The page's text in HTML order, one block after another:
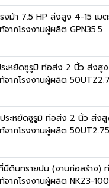
ม้า 7.5 HP ส่งสูง 4-15 เมต
ากโรงงานผู้ผลิต GPN35.5
ะหยัดซูรูมิ ท่อส่ง 2 นิ้ว ส่งสู
จากโรงงานผู้ผลิต
ระหยัดซูรูมิ ท่อส่ง 2 นิ้ว ส่ง
จากโรงงานผู้ผลิต
ดินทรายปน (งานก่อสร้าง)
จากโรงงานผู้ผลิต NKZ3-